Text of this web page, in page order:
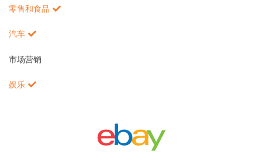
零售和食品
汽车
市场营销
娱乐